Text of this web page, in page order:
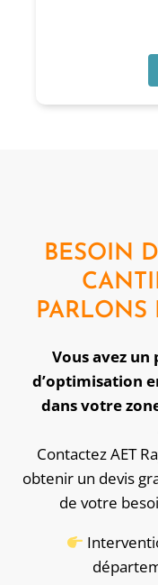
BESOIN
PARLONS
Vous avez
d’optimisation
dans votre
Contactez AET
obtenir un devis
de votre